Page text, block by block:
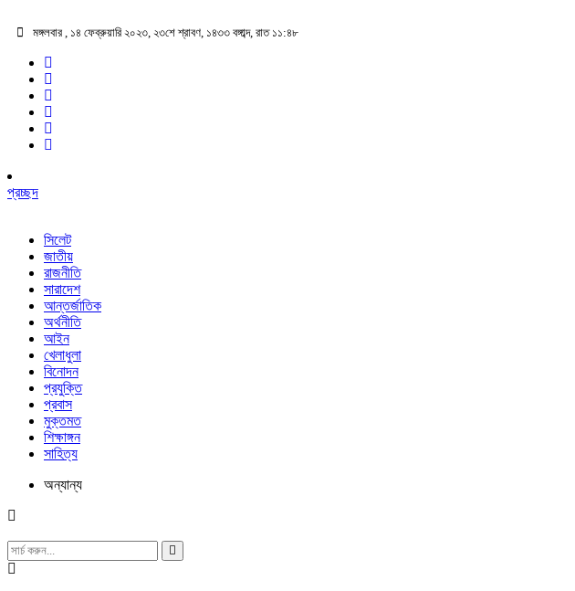
মঙ্গলবার , ১৪ ফেব্রুয়ারি ২০২৩, ২৩শে শ্রাবণ, ১৪৩৩ বঙ্গাব্দ, রাত ১১:৪৮
প্রচ্ছদ
সিলেট
জাতীয়
রাজনীতি
সারাদেশ
আন্তর্জাতিক
অর্থনীতি
আইন
খেলাধুলা
বিনোদন
প্রযুক্তি
প্রবাস
মুক্তমত
শিক্ষাঙ্গন
সাহিত্য
অন্যান্য